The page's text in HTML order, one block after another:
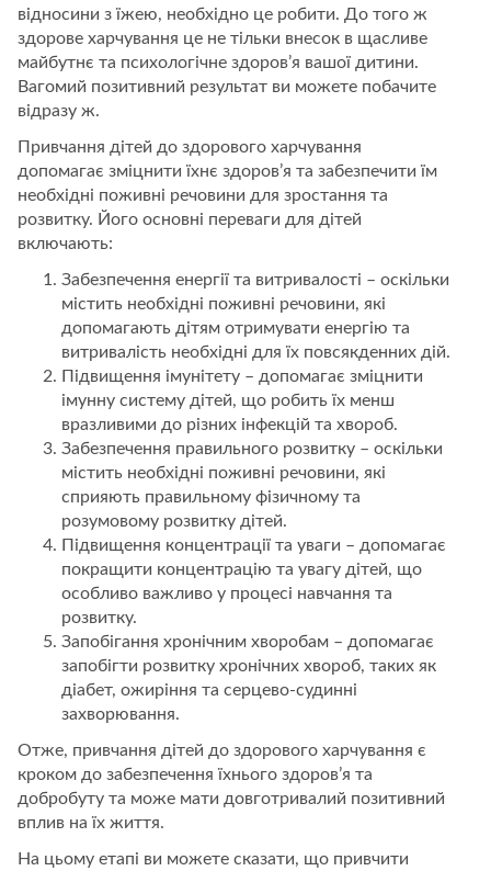
відносини з їжею, необхідно це робити. До того ж
здорове харчування це не тільки внесок в щасливе
майбутнє та психологічне здоров’я вашої дитини.
Вагомий позитивний результат ви можете побачите
відразу ж.
Привчання дітей до здорового харчування
допомагає зміцнити їхнє здоров’я та забезпечити їм
необхідні поживні речовини для зростання та
розвитку. Його основні переваги для дітей
включають:
Забезпечення енергії та витривалості – оскільки
містить необхідні поживні речовини, які
допомагають дітям отримувати енергію та
витривалість необхідні для їх повсякденних дій.
Підвищення імунітету – допомагає зміцнити
імунну систему дітей, що робить їх менш
вразливими до різних інфекцій та хвороб.
Забезпечення правильного розвитку – оскільки
містить необхідні поживні речовини, які
сприяють правильному фізичному та
розумовому розвитку дітей.
Підвищення концентрації та уваги – допомагає
покращити концентрацію та увагу дітей, що
особливо важливо у процесі навчання та
розвитку.
Запобігання хронічним хворобам – допомагає
запобігти розвитку хронічних хвороб, таких як
діабет, ожиріння та серцево-судинні
захворювання.
Отже, привчання дітей до здорового харчування є
кроком до забезпечення їхнього здоров’я та
добробуту та може мати довготривалий позитивний
вплив на їх життя.
На цьому етапі ви можете сказати, що привчити